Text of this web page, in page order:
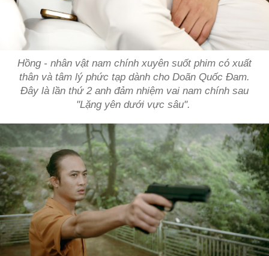
Hồng - nhân vật nam chính xuyên suốt phim có xuất
thân và tâm lý phức tạp dành cho Doãn Quốc Đam.
Đây là lần thứ 2 anh đảm nhiệm vai nam chính sau
"Lặng yên dưới vực sâu".